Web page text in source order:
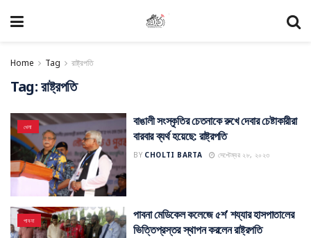
Home Tag রাষ্ট্রপতি
Tag:রাষ্ট্রপতি
খেলা
বাঙালী সংস্কৃতির চেতনাকে রুখে দেবার চেষ্টাকারীরা
বারবার ব্যর্থ হয়েছে: রাষ্ট্রপতি
BY CHOLTI BARTA সেপ্টেম্বর ২৮, ২০২৩
পাবনা
পাবনা মেডিকেল কলেজে ৫শ’ শয্যার হাসপাতালের
ভিত্তিপ্রস্তর স্থাপন করলেন রাষ্ট্রপতি